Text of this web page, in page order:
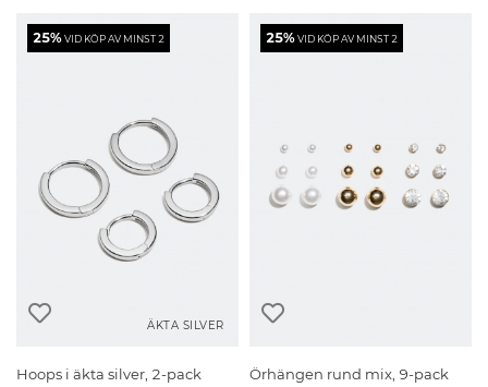
25%VID KÖP AV MINST 2
ÄKTA SILVER
Hoops i äkta silver, 2-pack
25%VID KÖP AV MINST 2
Örhängen rund mix, 9-pack